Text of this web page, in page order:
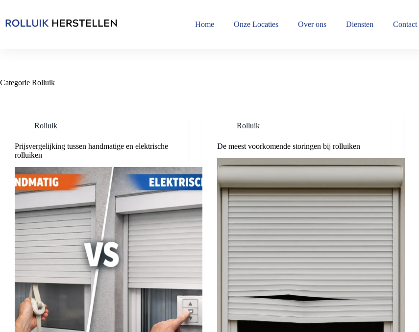
content
Home Onze Locaties Over ons Diensten Contact
Categorie Rolluik
Rolluik
Prijsvergelijking tussen handmatige en elektrische
rolluiken
Rolluik
De meest voorkomende storingen bij rolluiken